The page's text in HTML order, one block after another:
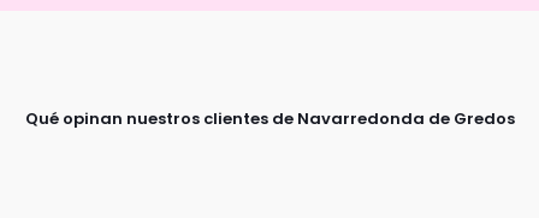
Qué opinan nuestros clientes de Navarredonda de Gredos